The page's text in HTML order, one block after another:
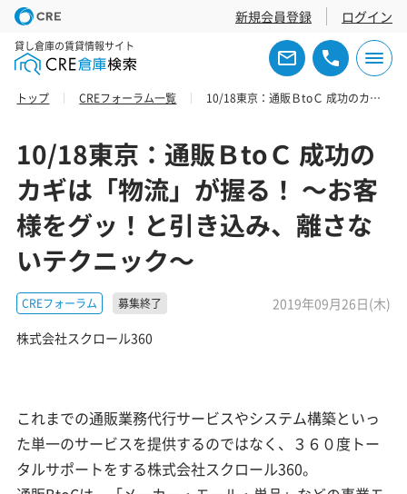
新規会員登録 ログイン
貸し倉庫の賃貸情報サイト
トップ CREフォーラム一覧 10/18東京：通販ＢtoＣ 成功のカギは「物流」が握る！ ～お客様をグッ！と引き込み、離さないテクニック～
10/18東京：通販ＢtoＣ 成功の
カギは「物流」が握る！ ～お客
様をグッ！と引き込み、離さな
いテクニック～
CREフォーラム 募集終了
2019年09月26日(木)
株式会社スクロール360
これまでの通販業務代行サービスやシステム構築といっ
た単一のサービスを提供するのではなく、３６０度トー
タルサポートをする株式会社スクロール360。